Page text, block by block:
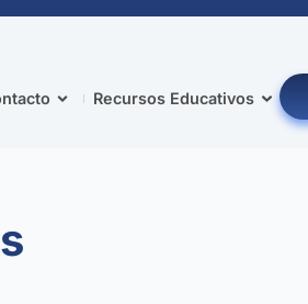
Recursos Educativos